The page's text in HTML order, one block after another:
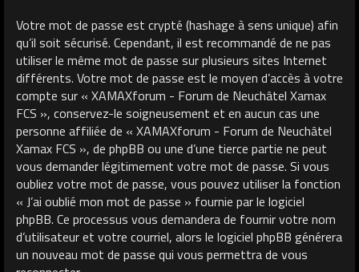
Votre mot de passe est crypté (hashage à sens unique) afin
qu’il soit sécurisé. Cependant, il est recommandé de ne pas
utiliser le même mot de passe sur plusieurs sites Internet
différents. Votre mot de passe est le moyen d’accès à votre
compte sur « XAMAXforum - Forum de Neuchâtel Xamax
FCS », conservez-le soigneusement et en aucun cas une
personne affiliée de « XAMAXforum - Forum de Neuchâtel
Xamax FCS », de phpBB ou une d’une tierce partie ne peut
vous demander légitimement votre mot de passe. Si vous
oubliez votre mot de passe, vous pouvez utiliser la fonction
« J’ai oublié mon mot de passe » fournie par le logiciel
phpBB. Ce processus vous demandera de fournir votre nom
d’utilisateur et votre courriel, alors le logiciel phpBB générera
un nouveau mot de passe qui vous permettra de vous